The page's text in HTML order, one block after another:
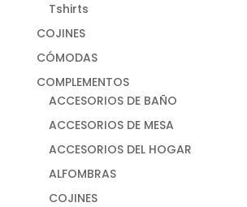
Tshirts
COJINES
CÓMODAS
COMPLEMENTOS
ACCESORIOS DE BAÑO
ACCESORIOS DE MESA
ACCESORIOS DEL HOGAR
ALFOMBRAS
COJINES